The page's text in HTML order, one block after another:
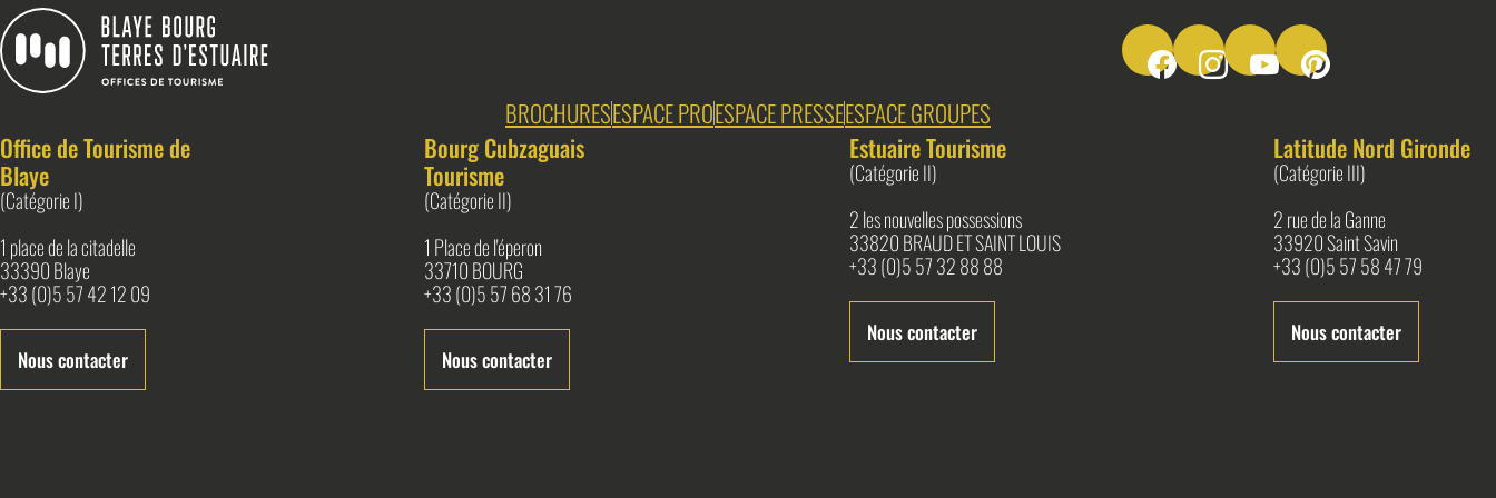
Suivez-nous sur Facebook
Suivez-nous sur Instagram
Suivez-nous sur Youtube
Suivez-nous sur
BROCHURESESPACE PROESPACE PRESSEESPACE GROUPES
Office de Tourisme de
Blaye
(Catégorie I)
1 place de la citadelle
33390 Blaye
+33 (0)5 57 42 12 09
Nous contacter
Bourg Cubzaguais
Tourisme
(Catégorie II)
1 Place de l'éperon
33710 BOURG
+33 (0)5 57 68 31 76
Nous contacter
Estuaire Tourisme
(Catégorie II)
2 les nouvelles possessions
33820 BRAUD ET SAINT LOUIS
+33 (0)5 57 32 88 88
Nous contacter
Latitude Nord Gironde
(Catégorie III)
2 rue de la Ganne
33920 Saint Savin
+33 (0)5 57 58 47 79
Nous contacter